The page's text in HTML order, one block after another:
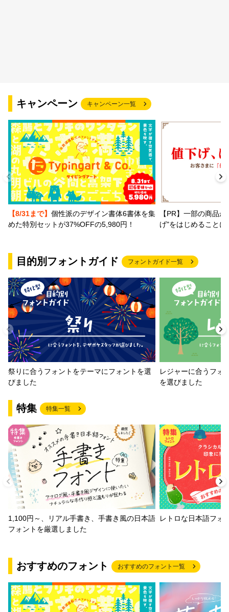
文字種類
価格帯
〜
リセット
キャンペーン キャンペーン一覧
【8/31まで】 個性派のデザイン書体6書体を集
めた特別セットが37%OFFの5,980円！
【PR】一部の商品
げ"をはじめること
目的別フォントガイド フォントガイド一覧
祭りに合うフォントをテーマにフォントを選
びました
レジャーに合うフォ
を選びました
特集 特集一覧
1,100円～、リアル手書き、手書き風の日本語
フォントを厳選しました
レトロな日本語フォ
おすすめのフォント おすすめのフォント一覧